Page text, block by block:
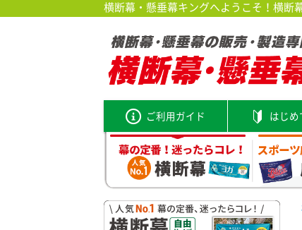
横断幕・懸垂幕キングへようこそ！横断
ご利用ガイド はじ